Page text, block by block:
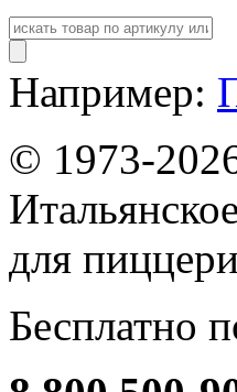
Например:
© 1973-
для
Бесплатно